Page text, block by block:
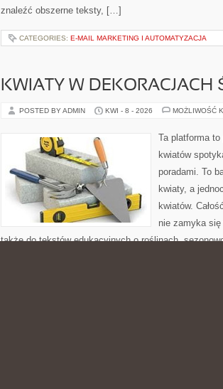
znaleźć obszerne teksty, […]
CATEGORIES: E-MAIL MARKETING I AUTOMATYZACJA
KWIATY W DEKORACJACH
POSTED BY ADMIN KWI - 8 - 2026 MOŻLIWOŚĆ
Ta platforma
kwiatów
poradami. To
kwiaty, a
kwiatów.
nie zamyka się
także do tekstów edukacyjnych o roślinach,